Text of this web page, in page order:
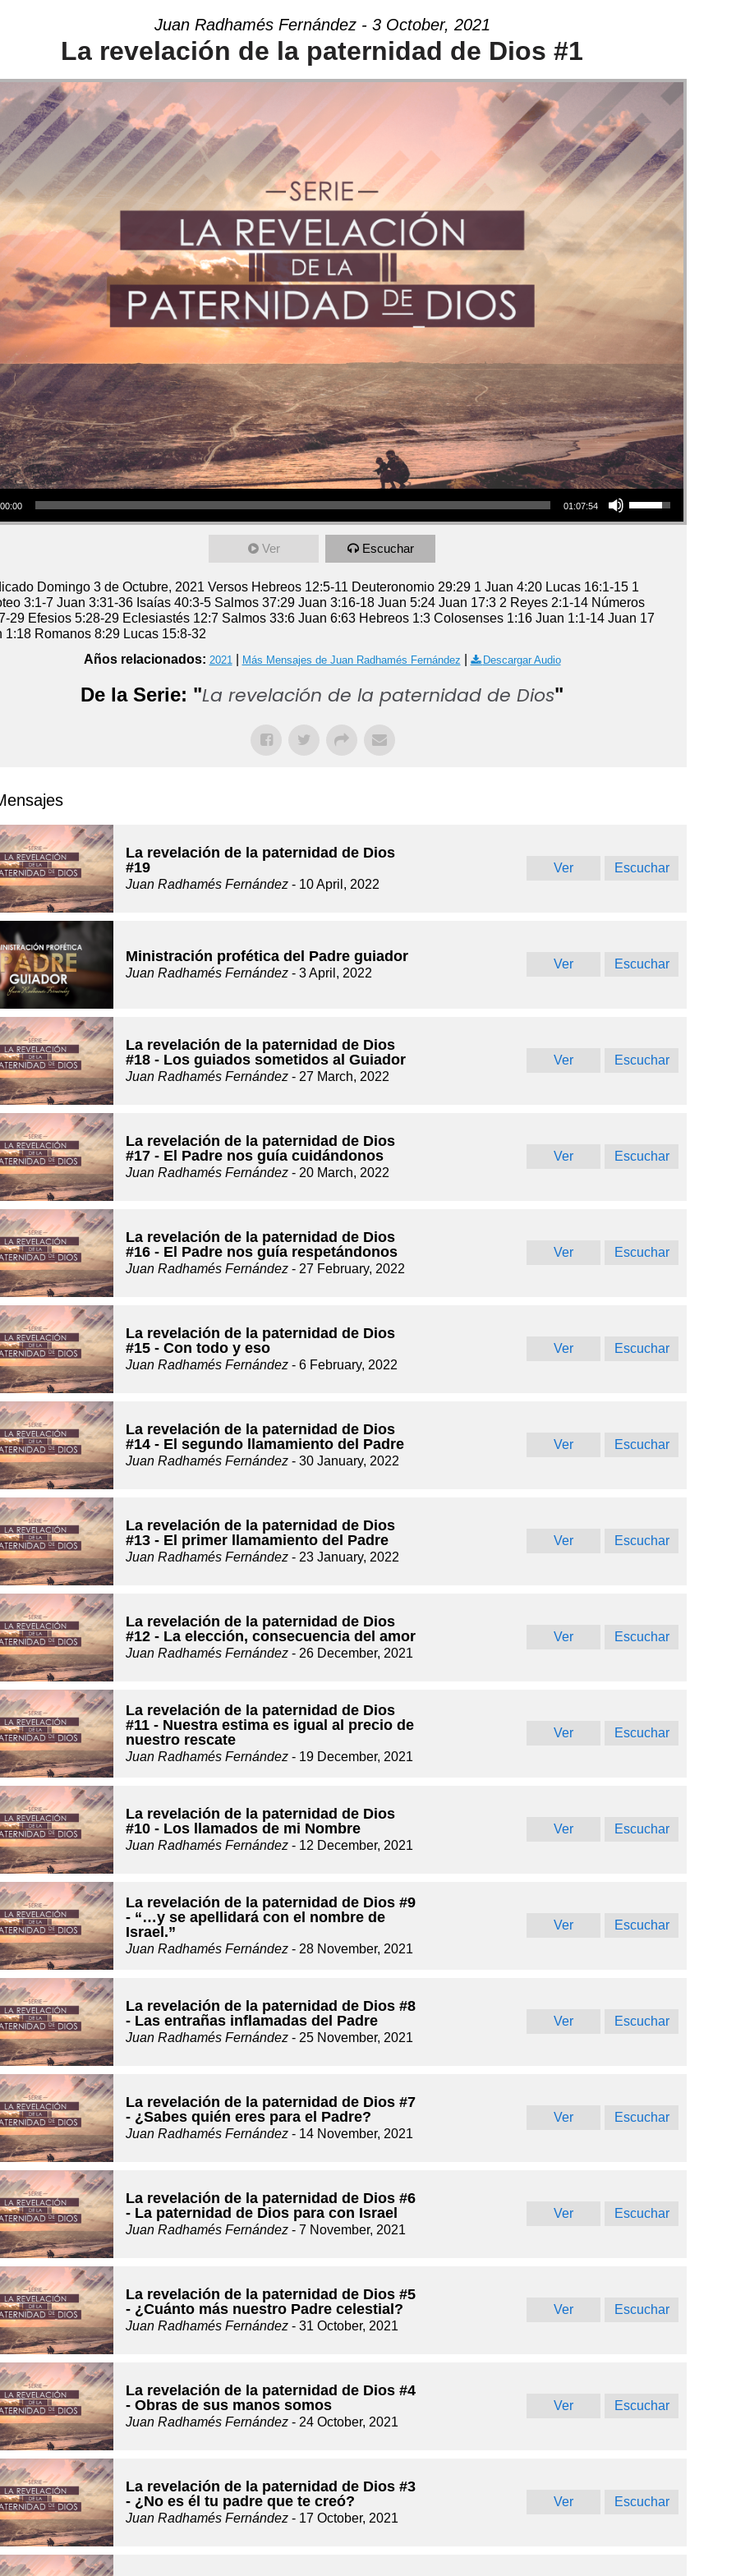
Juan Radhamés Fernández - 3 October, 2021
La revelación de la paternidad de Dios #1
00:00 01:07:54
Up/Down
Arrow
or
decrease
Ver Escuchar
Domingo 3 de Octubre, 2021 Versos Hebreos 12:5-11 Deuteronomio 29:29 1 Juan 4:20 Lucas 16:1-15 1
3:1-7 Juan 3:31-36 Isaías 40:3-5 Salmos 37:29 Juan 3:16-18 Juan 5:24 Juan 17:3 2 Reyes 2:1-14 Números
29 Efesios 5:28-29 Eclesiastés 12:7 Salmos 33:6 Juan 6:63 Hebreos 1:3 Colosenses 1:16 Juan 1:1-14 Juan 17
1:18 Romanos 8:29 Lucas 15:8-32
Años relacionados: 2021| Más Mensajes de Juan Radhamés Fernández Descargar Audio
De la Serie: "La revelación de la paternidad de Dios"
La revelación de la paternidad de Dios
#19
Juan Radhamés Fernández - 10 April, 2022
Ver Escuchar
Ministración profética del Padre guiador
Juan Radhamés Fernández - 3 April, 2022
Ver Escuchar
La revelación de la paternidad de Dios
#18 - Los guiados sometidos al Guiador
Juan Radhamés Fernández - 27 March, 2022
Ver Escuchar
La revelación de la paternidad de Dios
#17 - El Padre nos guía cuidándonos
Juan Radhamés Fernández - 20 March, 2022
Ver Escuchar
La revelación de la paternidad de Dios
#16 - El Padre nos guía respetándonos
Juan Radhamés Fernández - 27 February, 2022
Ver Escuchar
La revelación de la paternidad de Dios
#15 - Con todo y eso
Juan Radhamés Fernández - 6 February, 2022
Ver Escuchar
La revelación de la paternidad de Dios
#14 - El segundo llamamiento del Padre
Juan Radhamés Fernández - 30 January, 2022
Ver Escuchar
La revelación de la paternidad de Dios
#13 - El primer llamamiento del Padre
Juan Radhamés Fernández - 23 January, 2022
Ver Escuchar
La revelación de la paternidad de Dios
#12 - La elección, consecuencia del amor
Juan Radhamés Fernández - 26 December, 2021
Ver Escuchar
La revelación de la paternidad de Dios
#11 - Nuestra estima es igual al precio de
nuestro rescate
Juan Radhamés Fernández - 19 December, 2021
Ver Escuchar
La revelación de la paternidad de Dios
#10 - Los llamados de mi Nombre
Juan Radhamés Fernández - 12 December, 2021
Ver Escuchar
La revelación de la paternidad de Dios #9
- “…y se apellidará con el nombre de
Israel.”
Juan Radhamés Fernández - 28 November, 2021
Ver Escuchar
La revelación de la paternidad de Dios #8
- Las entrañas inflamadas del Padre
Juan Radhamés Fernández - 25 November, 2021
Ver Escuchar
La revelación de la paternidad de Dios #7
- ¿Sabes quién eres para el Padre?
Juan Radhamés Fernández - 14 November, 2021
Ver Escuchar
La revelación de la paternidad de Dios #6
- La paternidad de Dios para con Israel
Juan Radhamés Fernández - 7 November, 2021
Ver Escuchar
La revelación de la paternidad de Dios #5
- ¿Cuánto más nuestro Padre celestial?
Juan Radhamés Fernández - 31 October, 2021
Ver Escuchar
La revelación de la paternidad de Dios #4
- Obras de sus manos somos
Juan Radhamés Fernández - 24 October, 2021
Ver Escuchar
La revelación de la paternidad de Dios #3
- ¿No es él tu padre que te creó?
Juan Radhamés Fernández - 17 October, 2021
Ver Escuchar